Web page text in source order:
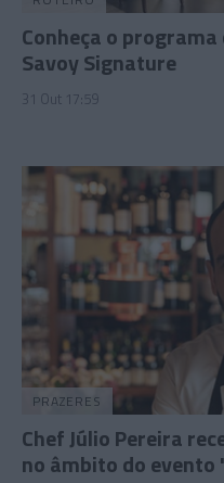
Conheça o
Savoy Signature
31 Out 17:59
PRAZERES
Chef Júlio Pereira
no âmbito do evento